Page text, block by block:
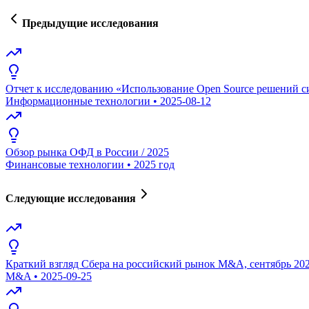
Предыдущие исследования
Отчет к исследованию «Использование Open Source
Информационные технологии • 2025-08-12
Обзор рынка ОФД в России / 2025
Финансовые технологии • 2025 год
Следующие исследования
Краткий взгляд Сбера на российский рынок M&A, сентябрь
M&A• 2025-09-25